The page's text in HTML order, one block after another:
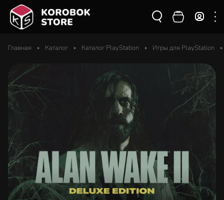
Главная Каталог Каталог PlayStation Игры для PlayStation